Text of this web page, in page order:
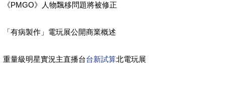
《PMGO》人物飄移問題將被修正
「有病製作」電玩展公開商業概述
重量級明星實況主直播台台新試算北電玩展